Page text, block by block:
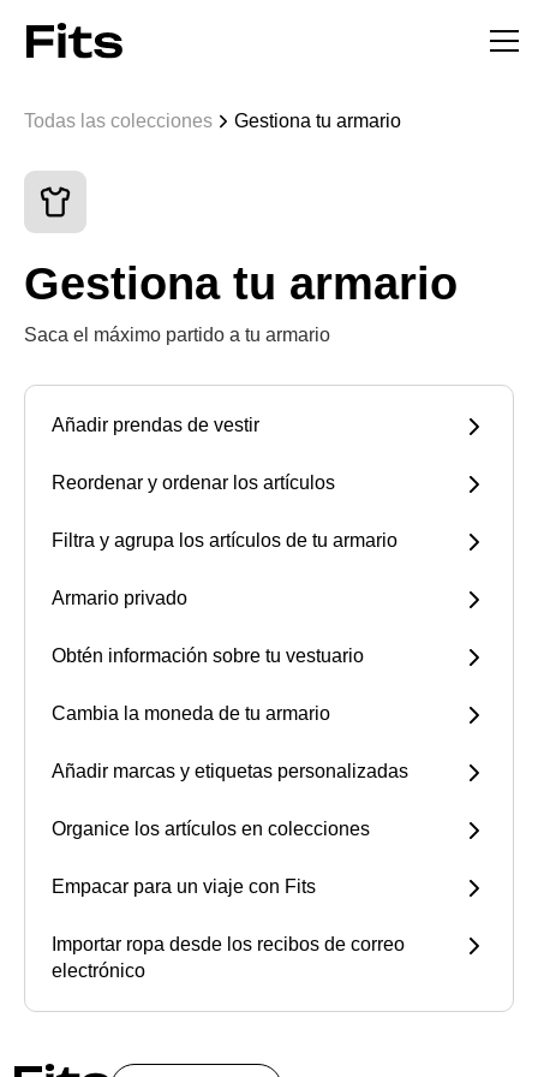
Todas las colecciones Gestiona tu armario
Gestiona tu armario
Saca el máximo partido a tu armario
Añadir prendas de vestir
Reordenar y ordenar los artículos
Filtra y agrupa los artículos de tu armario
Armario privado
Obtén información sobre tu vestuario
Cambia la moneda de tu armario
Añadir marcas y etiquetas personalizadas
Organice los artículos en colecciones
Empacar para un viaje con Fits
Importar ropa desde los recibos de correo
electrónico